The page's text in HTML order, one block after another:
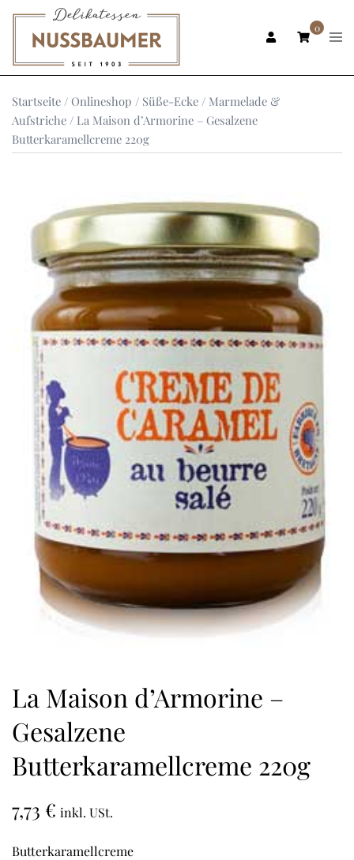
Inhalt
springen
0
Startseite / Onlineshop / Süße-Ecke / Marmelade &
Aufstriche / La Maison d’Armorine – Gesalzene
Butterkaramellcreme 220g
La Maison d’Armorine –
Gesalzene
Butterkaramellcreme 220g
7,73 € inkl. USt.
Butterkaramellcreme